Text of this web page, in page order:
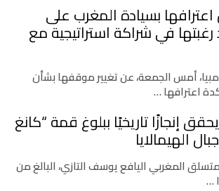
اعترافها بسيادة المغرب على
في شراكة استراتيجية مع
أمس الجمعة، عن تغيير موقفها بشأن
اعترافها …
إنجازًا تاريخيًا ببلوغ قمة “كانغ
المغربي اليافع يوسف التازي، البالغ من